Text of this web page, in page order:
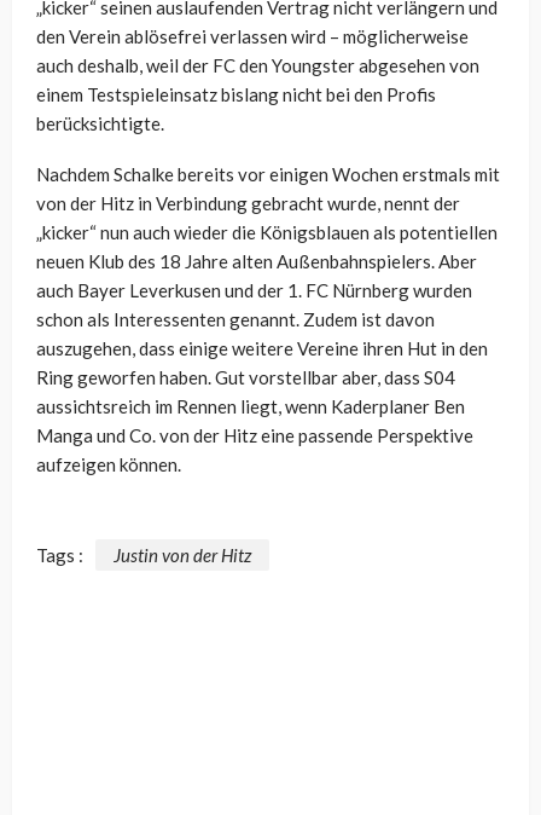
„kicker“ seinen auslaufenden Vertrag nicht verlängern und
den Verein ablösefrei verlassen wird – möglicherweise
auch deshalb, weil der FC den Youngster abgesehen von
einem Testspieleinsatz bislang nicht bei den Profis
berücksichtigte.
Nachdem Schalke bereits vor einigen Wochen erstmals mit
von der Hitz in Verbindung gebracht wurde, nennt der
„kicker“ nun auch wieder die Königsblauen als potentiellen
neuen Klub des 18 Jahre alten Außenbahnspielers. Aber
auch Bayer Leverkusen und der 1. FC Nürnberg wurden
schon als Interessenten genannt. Zudem ist davon
auszugehen, dass einige weitere Vereine ihren Hut in den
Ring geworfen haben. Gut vorstellbar aber, dass S04
aussichtsreich im Rennen liegt, wenn Kaderplaner Ben
Manga und Co. von der Hitz eine passende Perspektive
aufzeigen können.
Tags : Justin von der Hitz